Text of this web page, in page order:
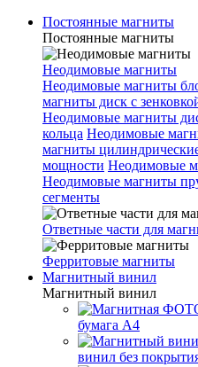
Постоянные магниты
Постоянные магниты
Неодимовые магниты
Неодимовые магниты
магниты диск с
Неодимовые магниты
кольца Неодимовые
магниты
мощности Неодимовые
Неодимовые магниты
сегменты
Ответные части для
Ферритовые магниты
Магнитный винил
Магнитный винил
бумага А4
винил без